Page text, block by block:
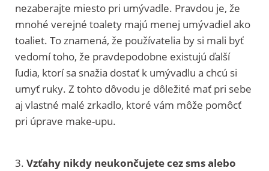
nezaberajte miesto pri umývadle. Pravdou je, že
mnohé verejné toalety majú menej umývadiel ako
toaliet. To znamená, že používatelia by si mali byť
vedomí toho, že pravdepodobne existujú ďalší
ľudia, ktorí sa snažia dostať k umývadlu a chcú si
umyť ruky. Z tohto dôvodu je dôležité mať pri sebe
aj vlastné malé zrkadlo, ktoré vám môže pomôcť
pri úprave make-upu.
3. Vzťahy nikdy neukončujete cez sms alebo